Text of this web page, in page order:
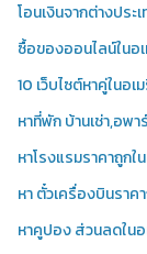
โอนเงินจากต่างปร
ซื้อของออนไลน์ในอ
10 เว็บไซต์หาคู่ในอ
หาที่พัก บ้านเช่า,อพา
หาโรงแรมราคาถูกใ
หา ตั๋วเครื่องบินราค
หาคูปอง ส่วนลดในอ